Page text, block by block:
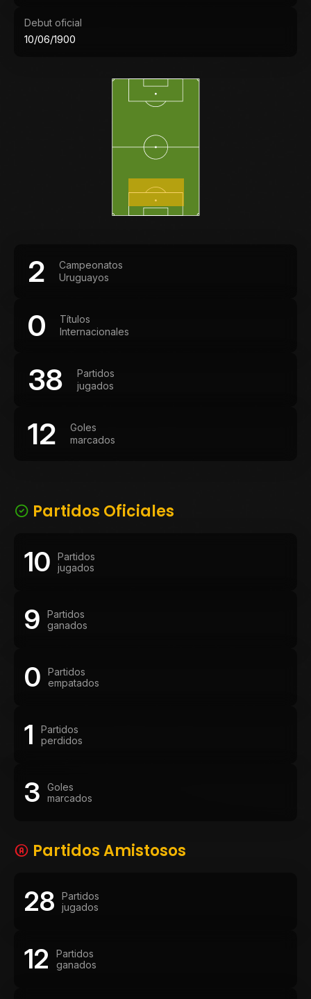
Debut oficial
10/06/1900
2
Campeonatos
Uruguayos
0
Títulos
Internacionales
38
Partidos
jugados
12
Goles
marcados
Partidos Oficiales
10
Partidos
jugados
9
Partidos
ganados
0
Partidos
empatados
1
Partidos
perdidos
3
Goles
marcados
Partidos Amistosos
28
Partidos
jugados
12
Partidos
ganados